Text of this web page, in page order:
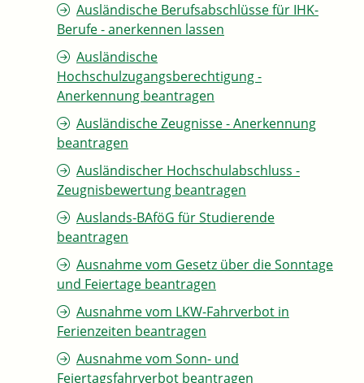
Ausländische Berufsabschlüsse für IHK-
Berufe - anerkennen lassen
Ausländische
Hochschulzugangsberechtigung -
Anerkennung beantragen
Ausländische Zeugnisse - Anerkennung
beantragen
Ausländischer Hochschulabschluss -
Zeugnisbewertung beantragen
Auslands-BAföG für Studierende
beantragen
Ausnahme vom Gesetz über die Sonntage
und Feiertage beantragen
Ausnahme vom LKW-Fahrverbot in
Ferienzeiten beantragen
Ausnahme vom Sonn- und
Feiertagsfahrverbot beantragen